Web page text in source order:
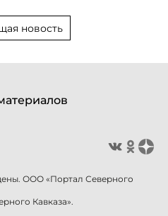
новость
ООО «Портал Северного
Кавказа».